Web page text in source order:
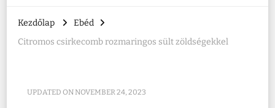
Kezdőlap
Ebéd
Citromos csirkecomb rozmaringos sült zöldségekkel
UPDATED ONNOVEMBER 24, 2023